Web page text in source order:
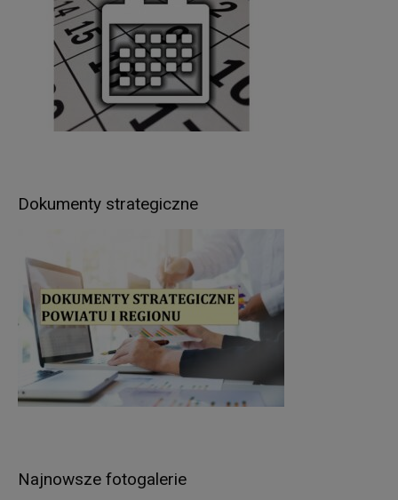
Dokumenty strategiczne
Najnowsze fotogalerie
kompetencyjnych (szczególnych) (np.: wydawanie
zezwoleń w zakresie rejestracji pojazdów, praw
jazdy, pozwoleń na budowę, prowadzenie
ewidencji gruntów i budynków itp.),
realizacji umów zawartych z kontrahentami
Administratora,
określonym w treści zgody (np. sprawy dot.
danych osobowych jest
w przypadku wypełnienia obowiązków prawnych
ciążących na Administratorze - obowiązujące
przepisy prawa (art. 6 ust.1 lit. c RODO),
umowa zawarta między Panią/Panem a
Administratorem (art. 6 ust.1 lit. b RODO),
udzielona przez Panią/Pana zgoda na
wskazanych w pkt 3,